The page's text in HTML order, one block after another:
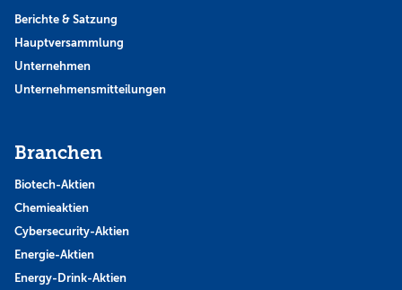
Berichte & Satzung
Hauptversammlung
Unternehmen
Unternehmensmitteilungen
Branchen
Biotech-Aktien
Chemieaktien
Cybersecurity-Aktien
Energie-Aktien
Energy-Drink-Aktien